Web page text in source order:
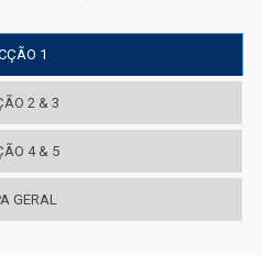
1
2 & 3
4 & 5
GERAL